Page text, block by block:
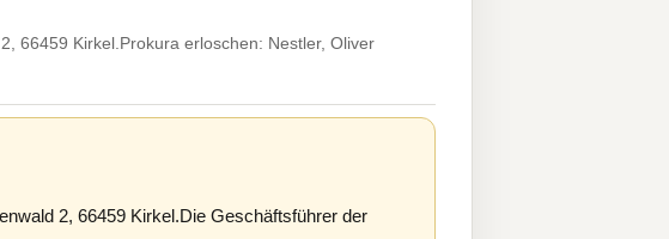
66459 Kirkel.Prokura erloschen: Nestler, Oliver
2, 66459 Kirkel.Die Geschäftsführer der